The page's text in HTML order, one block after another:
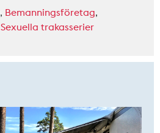
, Bemanningsföretag,
Sexuella trakasserier